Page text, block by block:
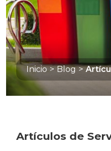
Inicio > Blog >
Artículos de